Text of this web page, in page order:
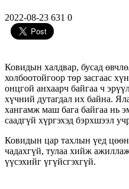
2022-08-23 631 0
Ковидын халдвар, бусад
холбоотойгоор төр засгаас
онцгой анхаарч байгаа ч
хүчний дутагдал их байна.
хангамж маш бага байгаа нь
саадгүй хүргэхэд бэрхшээл
Ковидын цар тахлын үед
чадахгүй, тулаа хийж
үүсэхийг үгүйсгэхгүй.